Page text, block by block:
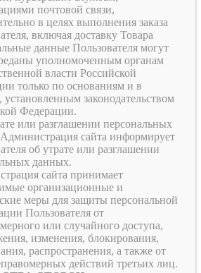
почтовой связи,
в целях выполнения заказа
включая доставку Товара
данные Пользователя могут
уполномоченным органам
власти Российской
только по основаниям и в
установленным законодательством
Федерации.
или разглашении персональных
сайта информирует
об утрате или разглашении
данных.
сайта принимает
организационные и
меры для защиты персональной
Пользователя от
или случайного доступа,
изменения, блокирования,
распространения, а также от
действий третьих лиц.